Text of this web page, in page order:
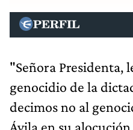
"Señora Presidenta,
genocidio de la
decimos no al
Ávila en su alocución.